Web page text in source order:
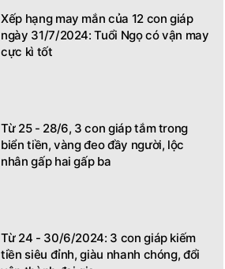
Xếp hạng may mắn của 12 con giáp
ngày 31/7/2024: Tuổi Ngọ có vận may
cực kì tốt
Từ 25 - 28/6, 3 con giáp tắm trong
biển tiền, vàng đeo đầy người, lộc
nhân gấp hai gấp ba
Từ 24 - 30/6/2024: 3 con giáp kiếm
tiền siêu đỉnh, giàu nhanh chóng, đổi